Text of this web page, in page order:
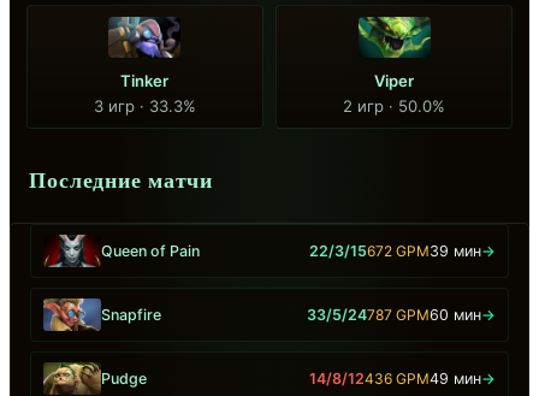
Tinker
3 игр · 33.3%
Viper
2 игр · 50.0%
Последние матчи
Queen of Pain 22/3/15672 GPM39 мин→
Snapfire 33/5/24787 GPM60 мин→
Pudge 14/8/12436 GPM49 мин→